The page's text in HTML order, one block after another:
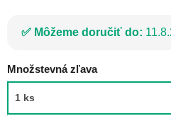
Môžeme doručiť do:
Množstevná zľava
1 ks